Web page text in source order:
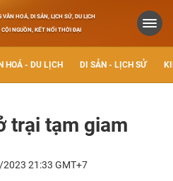
VĂN HOÁ, DI SẢN, LỊCH SỬ, DU LỊCH
NGUỒN, KẾT NỐI THỜI ĐẠI
HOÁ - DU LỊCH DI SẢN - LỊCH SỬ
trại tạm giam
21:33 GMT+7